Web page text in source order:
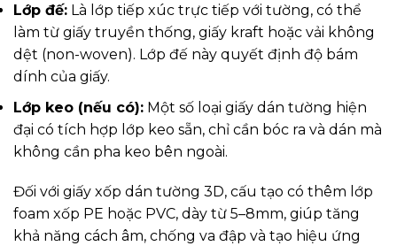
Lớp đế: Là lớp tiếp xúc trực tiếp với tường, có thể
làm từ giấy truyền thống, giấy kraft hoặc vải không
dệt (non-woven). Lớp đế này quyết định độ bám
dính của giấy.
Lớp keo (nếu có): Một số loại giấy dán tường hiện
đại có tích hợp lớp keo sẵn, chỉ cần bóc ra và dán mà
không cần pha keo bên ngoài.
Đối với giấy xốp dán tường 3D, cấu tạo có thêm lớp
foam xốp PE hoặc PVC, dày từ 5–8mm, giúp tăng
khả năng cách âm, chống va đập và tạo hiệu ứng